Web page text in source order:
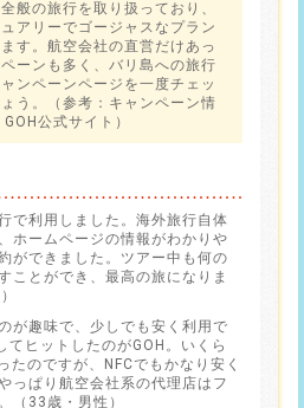
般の旅行を取り扱っており、
アリーでゴージャスなプラン
す。航空会社の直営だけあっ
ーンも多く、バリ島への旅行
ンペーンページを一度チェッ
う。（参考： キャンペーン情
公式サイト ）
で利用しました。海外旅行自体
ホームページの情報がわかりや
ができました。ツアー中も何の
ことができ、最高の旅になりま
が趣味で、少しでも安く利用で
てヒットしたのがGOH。いくら
たのですが、NFCでもかなり安く
っぱり航空会社系の代理店はフ
（33歳・男性）